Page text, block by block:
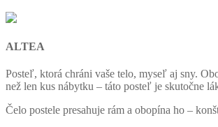
ALTEA
Posteľ, ktorá chráni vaše telo, myseľ aj sny.
než len kus nábytku – táto posteľ je skutočne
Čelo postele presahuje rám a obopína ho –